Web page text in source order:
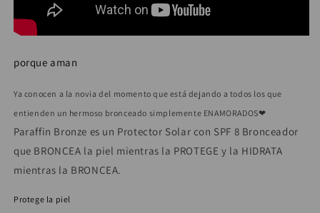
porque aman
Ya conocen a la novia del momento que está dejando a todos los que
entienden un hermoso bronceado simplemente ENAMORADOS❤
Paraffin Bronze es un Protector Solar con SPF 8 Bronceador
que BRONCEA la piel mientras la PROTEGE y la HIDRATA
mientras la BRONCEA.
Protege la piel